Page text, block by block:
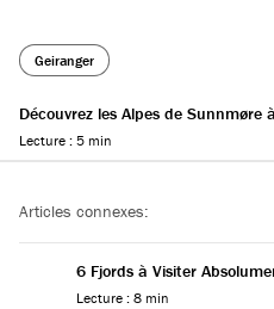
Geiranger
Découvrez les Alpes de Sunnmøre
Lecture : 5 min
Articles connexes:
6 Fjords à Visiter
Lecture : 8 min